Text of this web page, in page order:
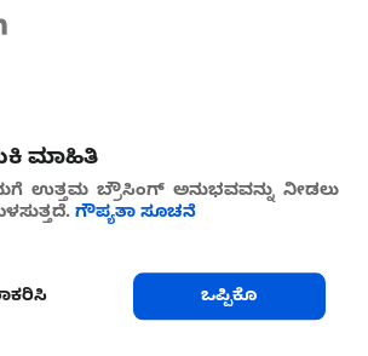
ಮಾಹಿತಿ
ಉತ್ತಮ ಬ್ರೌಸಿಂಗ್ ಅನುಭವವನ್ನು ನೀಡಲು
ಗೌಪ್ಯತಾ ಸೂಚನೆ
ಒಪ್ಪಿಕೊ